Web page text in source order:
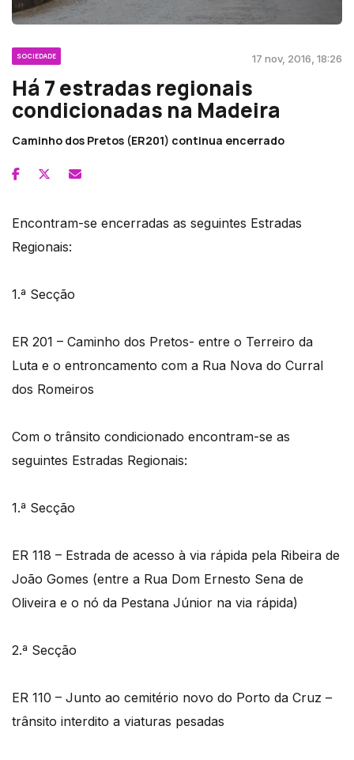
SOCIEDADE 17 nov, 2016, 18:26
Há 7 estradas regionais
condicionadas na Madeira
Caminho dos Pretos (ER201) continua encerrado
Encontram-se encerradas as seguintes Estradas
Regionais:
1.ª Secção
ER 201 – Caminho dos Pretos- entre o Terreiro da
Luta e o entroncamento com a Rua Nova do Curral
dos Romeiros
Com o trânsito condicionado encontram-se as
seguintes Estradas Regionais:
1.ª Secção
ER 118 – Estrada de acesso à via rápida pela Ribeira de
João Gomes (entre a Rua Dom Ernesto Sena de
Oliveira e o nó da Pestana Júnior na via rápida)
2.ª Secção
ER 110 – Junto ao cemitério novo do Porto da Cruz –
trânsito interdito a viaturas pesadas